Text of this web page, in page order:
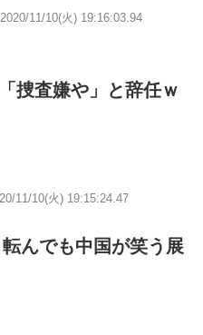
2020/11/10(火) 19:16:03.94
捜査嫌や」と辞任ｗ
11/10(火) 19:15:24.47
んでも中国が笑う展